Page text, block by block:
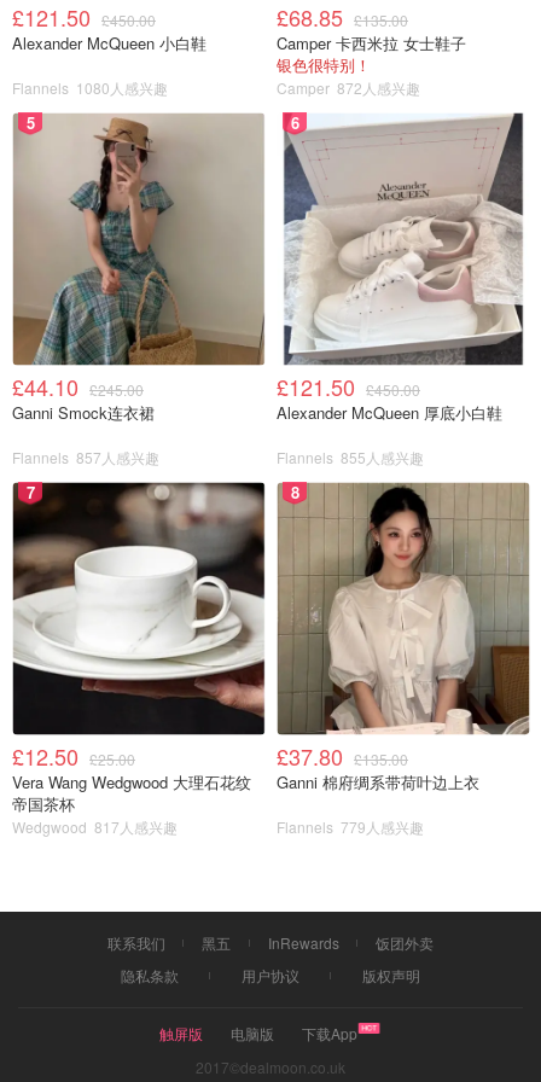
Chapter 72
📍72 Bermondsey St, Bermondsey, London SE1 3UD
咖啡的拉花是很随意的设计，但是口感上还是可圈可点，很
不错哒！
Comptoir Gourmand Bermondsey
📍96 Bermondsey St, Bermondsey, London SE1 3UB
这家店的设计真的太像欧洲街头的小店了，进去买一个面
包，买一杯咖啡就坐在店门口，沐浴阳光，度过闲适的下午
时光。咖啡的味道蛮中规中矩的，没有踩雷也谈不上太惊
艳。
£121.50 £450.00
Alexander McQueen 小白鞋
Flannels 1080人感兴趣
£68.85 £135.00
Camper 卡西米拉 女士鞋子
银色很特别！
Camper 872人感兴趣
5
£44.10 £245.00
Ganni Smock连衣裙
Flannels 857人感兴趣
6
£121.50 £450.00
Alexander McQueen 厚底小白鞋
Flannels 855人感兴趣
7
£12.50 £25.00
Vera Wang Wedgwood 大理石花纹
帝国茶杯
Wedgwood 817人感兴趣
8
£37.80 £135.00
Ganni 棉府绸系带荷叶边上衣
Flannels 779人感兴趣
联系我们 黑五 InRewards
饭团外卖
隐私条款
用户协议 版权声明
触屏版 电脑版
下载App
2017©dealmoon.co.uk